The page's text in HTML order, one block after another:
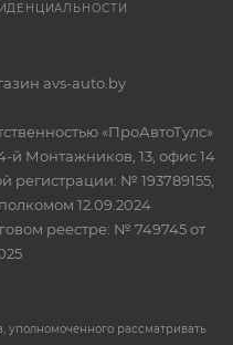
avs-auto.by
«ПроАвтоТулс»
й Монтажников, 13, офис 14
регистрации: № 193789155,
12.09.2024
реестре: № 749745 от
рассматривать